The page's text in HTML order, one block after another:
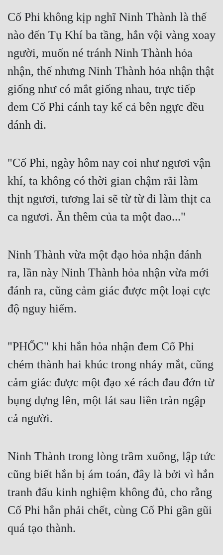
Cố Phi không kịp nghĩ Ninh Thành là thế
nào đến Tụ Khí ba tầng, hắn vội vàng xoay
người, muốn né tránh Ninh Thành hỏa
nhận, thế nhưng Ninh Thành hỏa nhận thật
giống như có mắt giống nhau, trực tiếp
đem Cố Phi cánh tay kể cả bên ngực đều
đánh đi.
"Cố Phi, ngày hôm nay coi như ngươi vận
khí, ta không có thời gian chậm rãi làm
thịt ngươi, tương lai sẽ từ từ đi làm thịt ca
ca ngươi. Ăn thêm của ta một đao..."
Ninh Thành vừa một đạo hỏa nhận đánh
ra, lần này Ninh Thành hỏa nhận vừa mới
đánh ra, cũng cảm giác được một loại cực
độ nguy hiểm.
"PHỐC" khi hắn hỏa nhận đem Cố Phi
chém thành hai khúc trong nháy mắt, cũng
cảm giác được một đạo xé rách đau đớn từ
bụng dựng lên, một lát sau liền tràn ngập
cả người.
Ninh Thành trong lòng trầm xuống, lập tức
cũng biết hắn bị ám toán, đây là bởi vì hắn
tranh đấu kinh nghiệm không đủ, cho rằng
Cố Phi hẳn phải chết, cùng Cố Phi gần gũi
quá tạo thành.